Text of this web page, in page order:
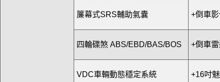
簾幕式SRS輔助氣囊 +倒車
四輪碟煞 ABS/EBD/BAS/BOS +倒車
VDC車輛動態穩定系統 +16吋